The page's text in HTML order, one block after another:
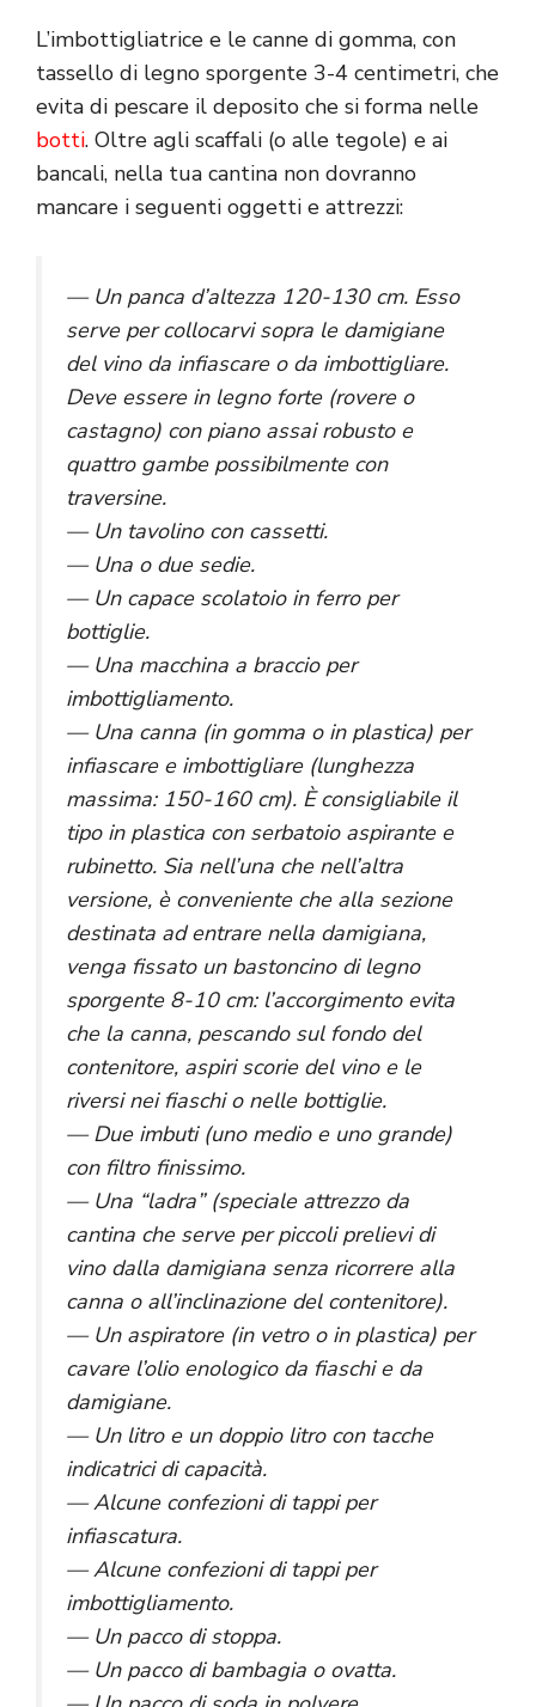
L’imbottigliatrice e le canne di gomma, con
tassello di legno sporgente 3-4 centimetri, che
evita di pescare il deposito che si forma nelle
botti. Oltre agli scaffali (o alle tegole) e ai
bancali, nella tua cantina non dovranno
mancare i seguenti oggetti e attrezzi:
— Un panca d’altezza 120-130 cm. Esso
serve per collocarvi sopra le damigiane
del vino da infiascare o da imbottigliare.
Deve essere in legno forte (rovere o
castagno) con piano assai robusto e
quattro gambe possibilmente con
traversine.
— Un tavolino con cassetti.
— Una o due sedie.
— Un capace scolatoio in ferro per
bottiglie.
— Una macchina a braccio per
imbottigliamento.
— Una canna (in gomma o in plastica) per
infiascare e imbottigliare (lunghezza
massima: 150-160 cm). È consigliabile il
tipo in plastica con serbatoio aspirante e
rubinetto. Sia nell’una che nell’altra
versione, è conveniente che alla sezione
destinata ad entrare nella damigiana,
venga fissato un bastoncino di legno
sporgente 8-10 cm: l’accorgimento evita
che la canna, pescando sul fondo del
contenitore, aspiri scorie del vino e le
riversi nei fiaschi o nelle bottiglie.
— Due imbuti (uno medio e uno grande)
con filtro finissimo.
— Una “ladra” (speciale attrezzo da
cantina che serve per piccoli prelievi di
vino dalla damigiana senza ricorrere alla
canna o all’inclinazione del contenitore).
— Un aspiratore (in vetro o in plastica) per
cavare l’olio enologico da fiaschi e da
damigiane.
— Un litro e un doppio litro con tacche
indicatrici di capacità.
— Alcune confezioni di tappi per
infiascatura.
— Alcune confezioni di tappi per
imbottigliamento.
— Un pacco di stoppa.
— Un pacco di bambagia o ovatta.